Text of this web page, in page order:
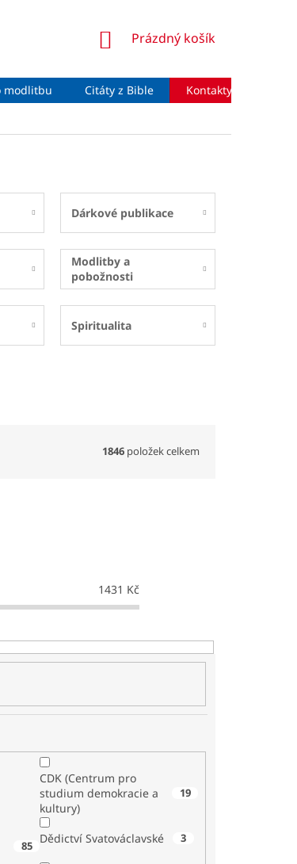
NÁKUPNÍ
Prázdný košík
modlitbu Citáty z Bible Kontakty
Dárkové publikace
Modlitby a
pobožnosti
Spiritualita
1846 položek celkem
1431 Kč
CDK (Centrum pro
studium demokracie a
kultury)
19
85 Dědictví Svatováclavské 3